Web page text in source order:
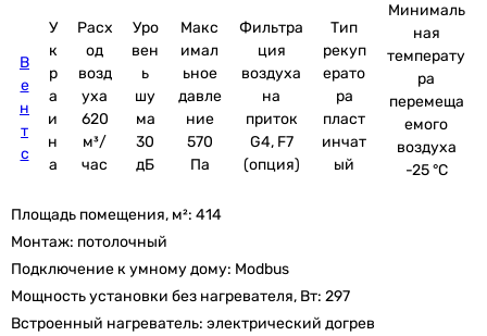
В
е
н
т
с
У
к
р
а
и
н
а
Расх
од
возд
уха
620
м³/
час
Уро
вен
ь
шу
ма
30
дБ
Макс
имал
ьное
давле
ние
570
Па
Фильтра
ция
воздуха
на
приток
G4, F7
(опция)
Тип
рекуп
ерато
ра
пласт
инчат
ый
Минималь
ная
температу
ра
перемеща
емого
воздуха
-25 °C
Площадь помещения, м²: 414
Монтаж: потолочный
Подключение к умному дому: Modbus
Мощность установки без нагревателя, Вт: 297
Встроенный нагреватель: электрический догрев